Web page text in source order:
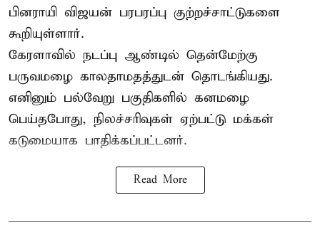
பினராயி விஜயன் பரபரப்பு குற்றச்சாட்டுகளை
கூறியுள்ளார்.
கேரளாவில் நடப்பு ஆண்டில் தென்மேற்கு
பருவமழை காலதாமதத்துடன் தொடங்கியது.
எனினும் பல்வேறு பகுதிகளில் கனமழை
பெய்தபோது, நிலச்சரிவுகள் ஏற்பட்டு மக்கள்
கடுமையாக பாதிக்கப்பட்டனர்.
Read More